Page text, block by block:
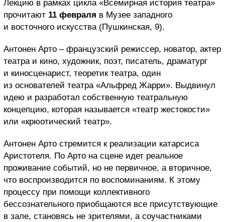
Лекцию в рамках цикла «Всемирная история театра»
прочитают 11 февраля в Музее западного
и восточного искусства (Пушкинская, 9).
Антонен Арто – французский режиссер, новатор, актер
театра и кино, художник, поэт, писатель, драматург
и киносценарист, теоретик театра, один
из основателей театра «Альфред Жарри». Выдвинул
идею и разработал собственную театральную
концепцию, которая называется «театр жестокости»
или «крюотический театр».
Антонен Арто стремится к реализации катарсиса
Аристотеля. По Арто на сцене идет реальное
проживание событий, но не первичное, а вторичное,
что воспроизводится по воспоминаниям. К этому
процессу при помощи коллективного
бессознательного приобщаются все присутствующие
в зале, становясь не зрителями, а соучастниками